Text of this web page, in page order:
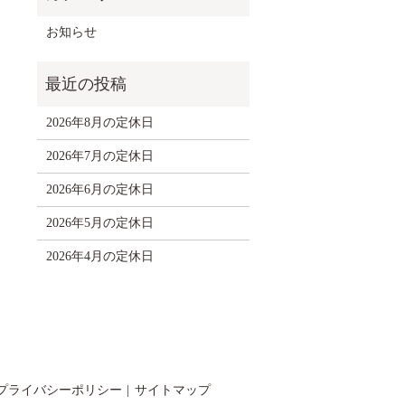
お知らせ
2026年8月の定休日
2026年7月の定休日
2026年6月の定休日
2026年5月の定休日
2026年4月の定休日
ライバシーポリシー サイトマップ